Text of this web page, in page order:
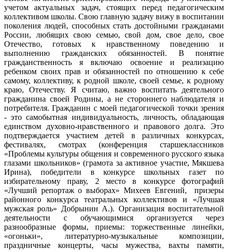
учетом актуальных задач, стоящих перед педагогическим
коллективом школы. Свою главную задачу вижу в воспитании
поколения людей, способных стать достойными гражданами
России, любящих свою семью, свой дом, свое дело, свое
Отечество, готовых к нравственному поведению и
выполнению гражданских обязанностей. В понятие
гражданственность я включаю освоение и реализацию
ребенком своих прав и обязанностей по отношению к себе
самому, коллективу, к родной школе, своей семье, к родному
краю, Отечеству. Я считаю, важно воспитать деятельного
гражданина своей Родины, а не стороннего наблюдателя и
потребителя. Гражданин с моей педагогической точки зрения
- это самобытная индивидуальность, личность, обладающая
единством духовно-нравственного и правового долга. Это
подтверждается участием детей в различных конкурсах,
фестивалях, смотрах (конференция старшеклассников
«Проблемы культуры общения и современного русского языка
глазами школьников» (грамота за активное участие, Мякшева
Ирина), победители в конкурсе школьных газет по
избирательному праву, 2 место в конкурсе фотографий
«Лучший репортаж о выборах» Михеев Евгений, призеры
районного конкурса театральных коллективов и «Лучшая
мужская роль» Добрынин А.). Организация воспитательной
деятельности с обучающимися организуется через
разнообразные формы, приемы: торжественные линейки,
«огоньки», литературно-музыкальные композиции,
праздничные концерты, часы мужества, вахты памяти,